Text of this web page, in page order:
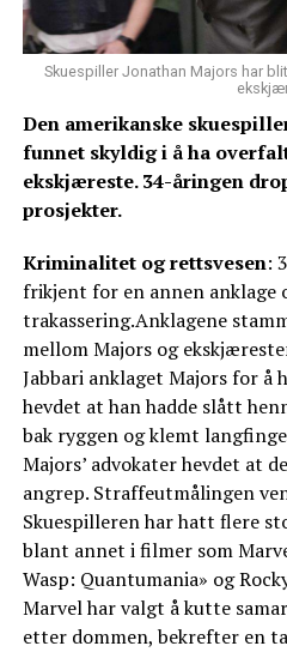
Skuespiller Jonathan Majors har
Den amerikanske
funnet skyldig i å ha
ekskjæreste. 34-åringen
prosjekter.
Kriminalitet og rettsvesen:
frikjent for en annen anklage
trakassering.Anklagene
mellom Majors og
Jabbari anklaget Majors for å
hevdet at han hadde slått
bak ryggen og klemt
Majors’ advokater hevdet at
angrep. Straffeutmålingen
Skuespilleren har hatt flere
blant annet i filmer som
Wasp: Quantumania» og
Marvel har valgt å kutte
etter dommen, bekrefter en